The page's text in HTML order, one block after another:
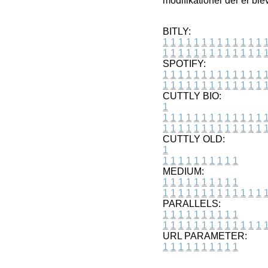
BITLY:
1 1 1 1 1 1 1 1 1 1 1 1 1 1
1 1 1 1 1 1 1 1 1 1 1 1 1 1
SPOTIFY:
1 1 1 1 1 1 1 1 1 1 1 1 1 1
1 1 1 1 1 1 1 1 1 1 1 1 1 1
CUTTLY BIO:
1
1 1 1 1 1 1 1 1 1 1 1 1 1 1
1 1 1 1 1 1 1 1 1 1 1 1 1 1
CUTTLY OLD:
1
1 1 1 1 1 1 1 1 1 1
MEDIUM:
1 1 1 1 1 1 1 1 1 1
1 1 1 1 1 1 1 1 1 1 1 1 1 1
PARALLELS:
1 1 1 1 1 1 1 1 1 1
1 1 1 1 1 1 1 1 1 1 1 1 1 1
URL PARAMETER:
1 1 1 1 1 1 1 1 1 1